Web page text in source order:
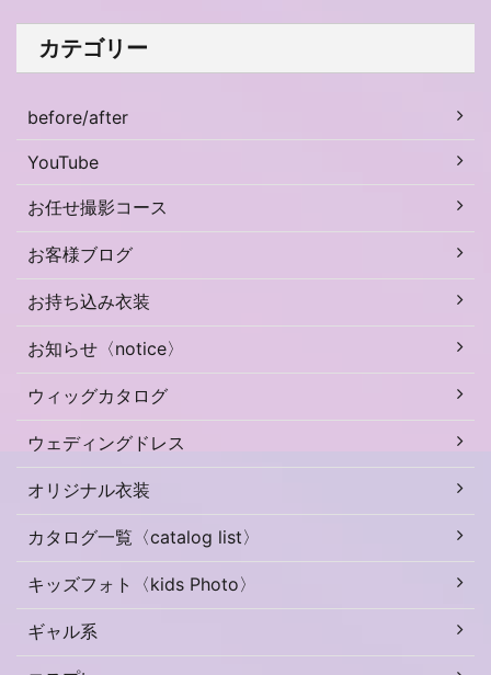
カテゴリー
before/after
YouTube
お任せ撮影コース
お客様ブログ
お持ち込み衣装
お知らせ〈notice〉
ウィッグカタログ
ウェディングドレス
オリジナル衣装
カタログ一覧〈catalog list〉
キッズフォト〈kids Photo〉
ギャル系